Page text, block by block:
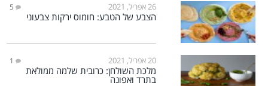
26 אפריל, 2021 5
הצבע של הטבע: חומוס ירקות צבעוני
20 אפריל, 2021 1
מלכת השולחן: כרובית שלמה ממולאת
בתרד ואפונה